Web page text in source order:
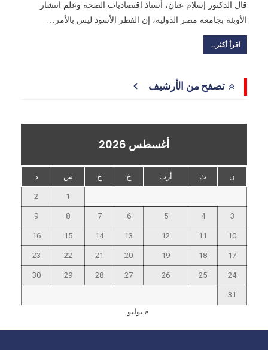
قال الدكتور إسلام عنان، أستاذ اقتصاديات الصحة وعلم انتشار
الأوبئة بجامعة مصر الدولية، إن الفطر الأسود ليس بالأمر…
اقرأ أكثر...
تصفح من الأرشيف
أغسطس 2026
ن ث أرب خ ج س د
1
2
3
4
5
6
7
8
9
10
11
12
13
14
15
16
17
18
19
20
21
22
23
24
25
26
27
28
29
30
31
« يوليو